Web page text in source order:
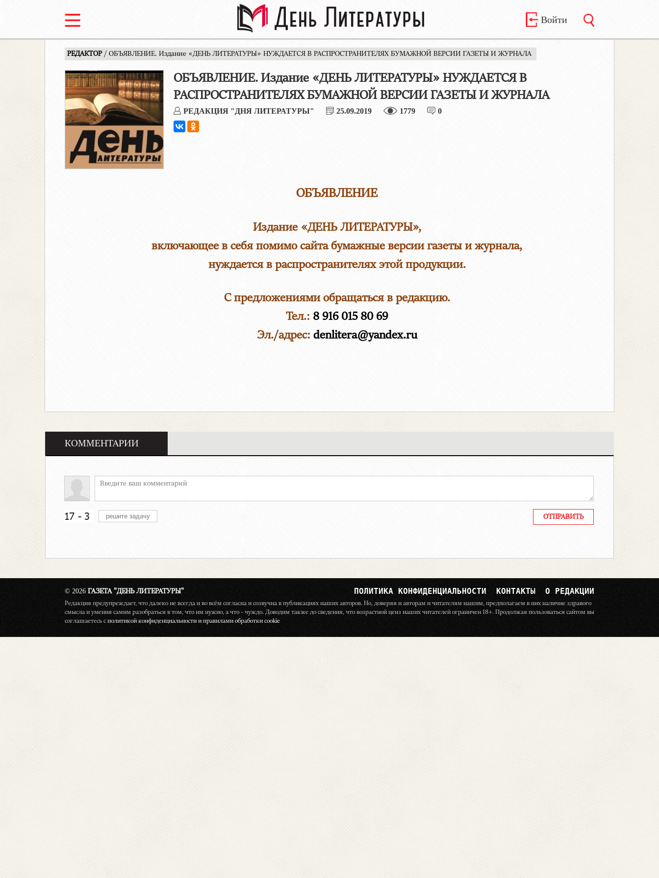
Войти
РЕДАКТОР / ОБЪЯВЛЕНИЕ. Издание «ДЕНЬ ЛИТЕРАТУРЫ» НУЖДАЕТСЯ В РАСПРОСТРАНИТЕЛЯХ БУМАЖНОЙ ВЕРСИИ ГАЗЕТЫ И ЖУРНАЛА
ОБЪЯВЛЕНИЕ. Издание «ДЕНЬ ЛИТЕРАТУРЫ» НУЖДАЕТСЯ В
РАСПРОСТРАНИТЕЛЯХ БУМАЖНОЙ ВЕРСИИ ГАЗЕТЫ И ЖУРНАЛА
РЕДАКЦИЯ "ДНЯ ЛИТЕРАТУРЫ" 25.09.2019 1779 0
ОБЪЯВЛЕНИЕ
Издание «ДЕНЬ ЛИТЕРАТУРЫ»,
включающее в себя помимо сайта бумажные версии газеты и журнала,
нуждается в распространителях этой продукции.
С предложениями обращаться в редакцию.
Тел.: 8 916 015 80 69
Эл./адрес: denlitera@yandex.ru
КОММЕНТАРИИ
© 2026 ГАЗЕТА "ДЕНЬ ЛИТЕРАТУРЫ" О РЕДАКЦИИ
КОНТАКТЫ
ПОЛИТИКА КОНФИДЕНЦИАЛЬНОСТИ
Редакция предупреждает, что далеко не всегда и во всём согласна и созвучна в публикациях наших авторов. Но, доверяя и авторам и читателям нашим, предполагаем в них наличие здравого
смысла и умения самим разобраться в том, что им нужно, а что - чуждо. Доводим также до сведения, что возрастной ценз наших читателей ограничен 18+. Продолжая пользоваться сайтом вы
соглашаетесь сполитикой конфиденциальности и правилами обработки cookie